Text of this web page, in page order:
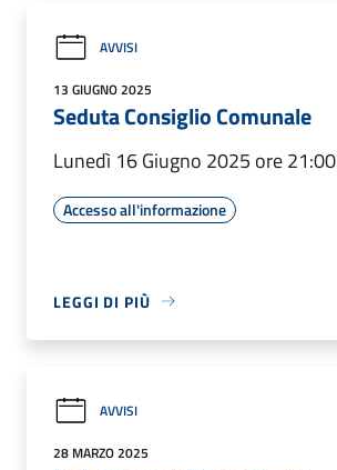
AVVISI
13 GIUGNO 2025
Seduta Consiglio Comunale
Lunedì 16 Giugno 2025 ore 21:00
Accesso all'informazione
LEGGI DI PIÙ
AVVISI
28 MARZO 2025